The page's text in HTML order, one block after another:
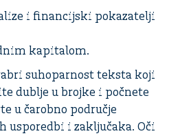
i financijski pokazatelji
kapitalom.
suhoparnost teksta koji
dublje u brojke i počnete
u čarobno područje
i zaključaka. Oči